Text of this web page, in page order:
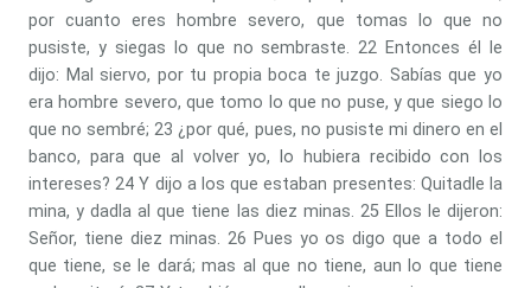
por cuanto eres hombre severo, que tomas lo que no
pusiste, y siegas lo que no sembraste. 22 Entonces él le
dijo: Mal siervo, por tu propia boca te juzgo. Sabías que yo
era hombre severo, que tomo lo que no puse, y que siego lo
que no sembré; 23 ¿por qué, pues, no pusiste mi dinero en el
banco, para que al volver yo, lo hubiera recibido con los
intereses? 24 Y dijo a los que estaban presentes: Quitadle la
mina, y dadla al que tiene las diez minas. 25 Ellos le dijeron:
Señor, tiene diez minas. 26 Pues yo os digo que a todo el
que tiene, se le dará; mas al que no tiene, aun lo que tiene